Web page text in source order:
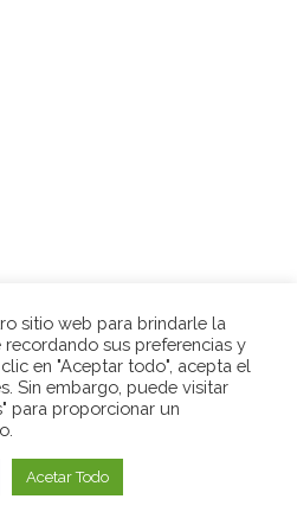
sitio web para brindarle la
sus preferencias y
en "Aceptar todo", acepta el
Sin embargo, puede visitar
para proporcionar un
Acetar Todo